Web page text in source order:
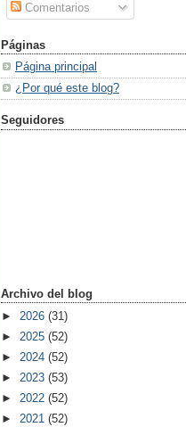
Comentarios
Páginas
Página principal
¿Por qué este blog?
Seguidores
Archivo del blog
► 2026 (31)
► 2025 (52)
► 2024 (52)
► 2023 (53)
► 2022 (52)
► 2021 (52)